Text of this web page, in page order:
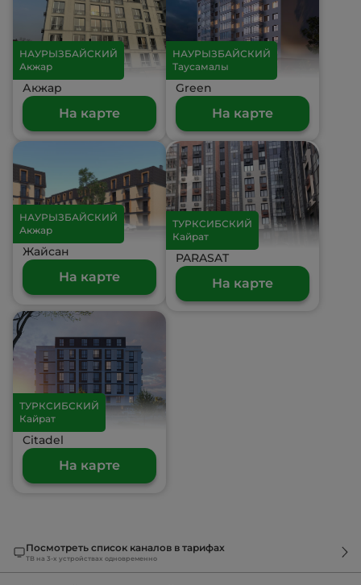
НАУРЫЗБАЙСКИЙ
Акжар
Акжар
На карте
НАУРЫЗБАЙСКИЙ
Таусамалы
Green
На карте
НАУРЫЗБАЙСКИЙ
Акжар
Жайсан
На карте
ТУРКСИБСКИЙ
Кайрат
PARASAT
На карте
ТУРКСИБСКИЙ
Кайрат
Citadel
На карте
Посмотреть список каналов в тарифах
ТВ на 3-х устройствах одновременно